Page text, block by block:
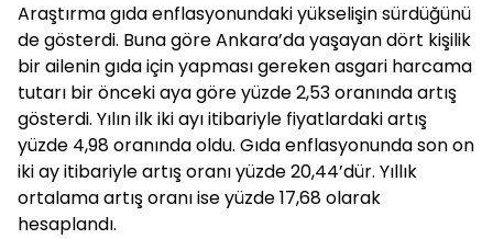
Araştırma gıda enflasyonundaki yükselişin sürdüğünü
de gösterdi. Buna göre Ankara’da yaşayan dört kişilik
bir ailenin gıda için yapması gereken asgari harcama
tutarı bir önceki aya göre yüzde 2,53 oranında artış
gösterdi. Yılın ilk iki ayı itibariyle fiyatlardaki artış
yüzde 4,98 oranında oldu. Gıda enflasyonunda son on
iki ay itibariyle artış oranı yüzde 20,44’dür. Yıllık
ortalama artış oranı ise yüzde 17,68 olarak
hesaplandı.